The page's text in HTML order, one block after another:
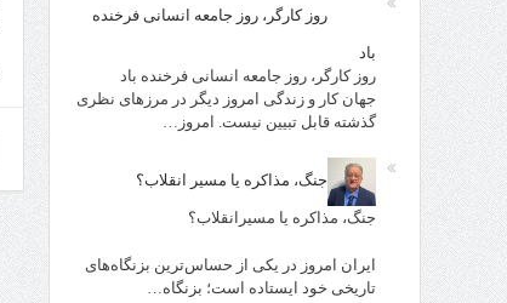
روز کارگر، روز جامعه انسانی فرخنده
باد
روز کارگر، روز جامعه انسانی فرخنده باد
جهان کار و زندگی امروز دیگر در مرزهای نظری
گذشته قابل تبیین نیست. امروز…
جنگ، مذاکره یا مسیر انقلاب؟
جنگ، مذاکره یا مسیرانقلاب؟
ایران امروز در یکی از حساس‌ترین بزنگاه‌های
تاریخی خود ایستاده است؛ بزنگاه…